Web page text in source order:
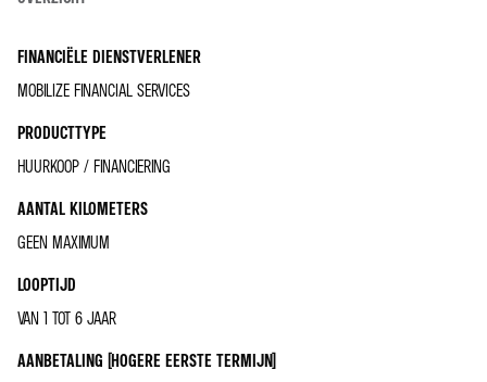
FINANCIËLE DIENSTVERLENER
MOBILIZE FINANCIAL SERVICES
PRODUCTTYPE
HUURKOOP / FINANCIERING
AANTAL KILOMETERS
GEEN MAXIMUM
LOOPTIJD
VAN 1 TOT 6 JAAR
AANBETALING (HOGERE EERSTE TERMIJN)